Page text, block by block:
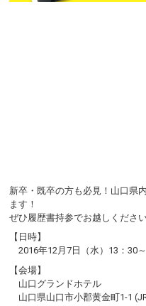
新卒・既卒の方も必見！山口県
ます！
ぜひ履歴書持参でお越しください
【日時】
2016年12月7日（水）13：30
【会場】
山口グランドホテル
山口県山口市小郡黄金町1-1